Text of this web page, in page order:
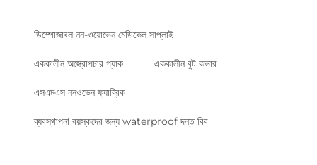
ডিস্পোজাবল নন-ওয়োভেন মেডিকেল সাপ্লাই
এককালীন অস্ত্রোপচার প্যাক এককালীন বুট কভার
এসএমএস ননওভেন ফ্যাব্রিক
ব্যবস্থাপনা বয়স্কদের জন্য waterproof দন্ত বিব